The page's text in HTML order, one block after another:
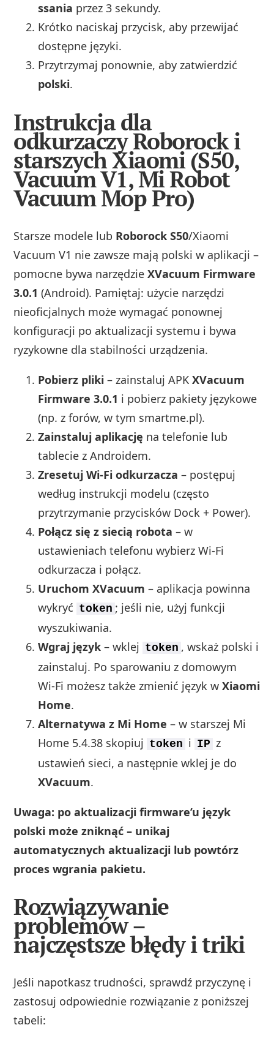
ssania przez 3 sekundy.
Krótko naciskaj przycisk, aby przewijać
dostępne języki.
Przytrzymaj ponownie, aby zatwierdzić
polski.
Instrukcja dla
odkurzaczy Roborock i
starszych Xiaomi (S50,
Vacuum V1, Mi Robot
Vacuum Mop Pro)
Starsze modele lub Roborock S50/Xiaomi
Vacuum V1 nie zawsze mają polski w aplikacji –
pomocne bywa narzędzieXVacuum Firmware
3.0.1 (Android). Pamiętaj: użycie narzędzi
nieoficjalnych może wymagać ponownej
konfiguracji po aktualizacji systemu i bywa
ryzykowne dla stabilności urządzenia.
Pobierz pliki – zainstaluj APKXVacuum
Firmware 3.0.1 i pobierz pakiety językowe
(np. z forów, w tym smartme.pl).
Zainstaluj aplikację na telefonie lub
tablecie z Androidem.
Zresetuj Wi‑Fi odkurzacza – postępuj
według instrukcji modelu (często
przytrzymanie przycisków Dock + Power).
Połącz się z siecią robota – w
ustawieniach telefonu wybierz Wi‑Fi
odkurzacza i połącz.
Uruchom XVacuum – aplikacja powinna
wykryć token ; jeśli nie, użyj funkcji
wyszukiwania.
Wgraj język – wklej token , wskaż polski i
zainstaluj. Po sparowaniu z domowym
Wi‑Fi możesz także zmienić język wXiaomi
Home.
Alternatywa z Mi Home – w starszej Mi
Home 5.4.38 skopiuj token i IP z
ustawień sieci, a następnie wklej je do
XVacuum.
Uwaga: po aktualizacji firmware’u język
polski może zniknąć – unikaj
automatycznych aktualizacji lub powtórz
proces wgrania pakietu.
Rozwiązywanie
problemów –
najczęstsze błędy i triki
Jeśli napotkasz trudności, sprawdź przyczynę i
zastosuj odpowiednie rozwiązanie z poniższej
tabeli: